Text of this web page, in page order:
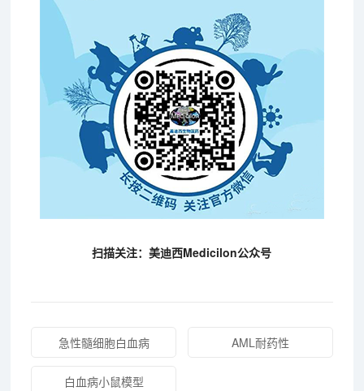
扫描关注：美迪西Medicilon公众号
急性髓细胞白血病 AML耐药性
白血病小鼠模型